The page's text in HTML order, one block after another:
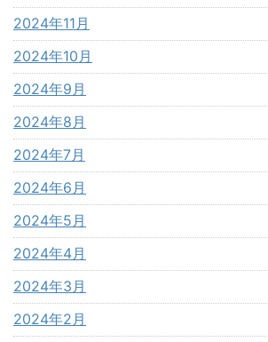
2024年11月
2024年10月
2024年9月
2024年8月
2024年7月
2024年6月
2024年5月
2024年4月
2024年3月
2024年2月